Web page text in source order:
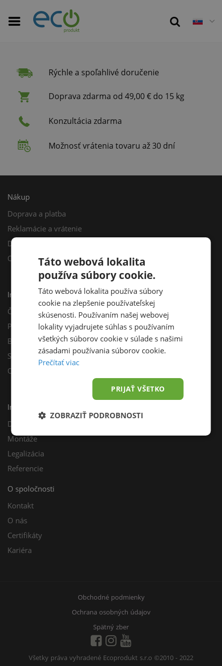
Rýchle a spoľahlivé doručenie
Doprava zdarma od 49,00 € do 15 kg
Konzultácia zdarma
Možnosť vrátenia tovaru až 30 dní
Nákup
Doprava a platba
Reklamácie a vrátenie
Darčekový poukaz
Odberné miesta
Informácie
Často kladené otázky
Poradňa
Blog
Sprievodca výberom fotovoltiky
Odporúčací program
Inštalácie
Dotácie
Montáže
Legalizácia
Referencie
O spoločnosti
Kontakt
O nás
Certifikáty
Kariéra
Obchodné podmienky
Ochrana osobných údajov
Spätný zber
Všetky práva vyhradené Ecoprodukt s.r.o ©2010 - 2022
Táto webová lokalita
používa súbory cookie.
Táto webová lokalita používa súbory
cookie na zlepšenie používateľskej
skúsenosti. Používaním našej webovej
lokality vyjadrujete súhlas s používaním
všetkých súborov cookie v súlade s našimi
zásadami používania súborov cookie.
Prečítať viac
PRIJAŤ VŠETKO
ZOBRAZIŤ PODROBNOSTI